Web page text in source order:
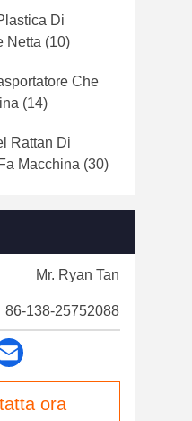
Di
Netta (10)
Che
(14)
Rattan Di
Macchina (30)
Mr. Ryan Tan
86-138-25752088
ora